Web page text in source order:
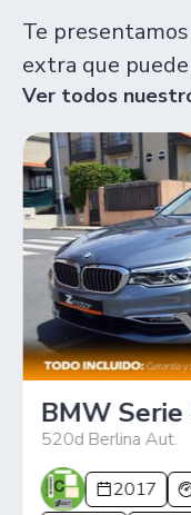
Te
extra que
Ver todos
BMW Serie
520d Berlina Aut.
2017